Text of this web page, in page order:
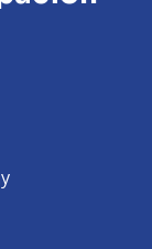
(Abrir en una